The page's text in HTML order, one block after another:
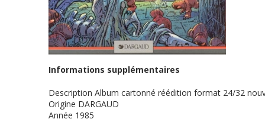
Informations supplémentaires
Description Album cartonné réédition format 24/32
Origine DARGAUD
Année 1985